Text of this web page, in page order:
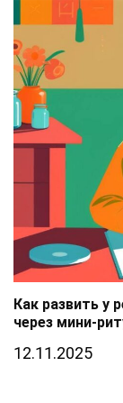
Как развить у
через мини-
12.11.2025